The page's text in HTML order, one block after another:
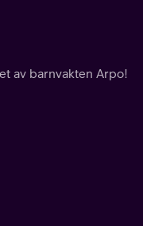
av barnvakten Arpo!